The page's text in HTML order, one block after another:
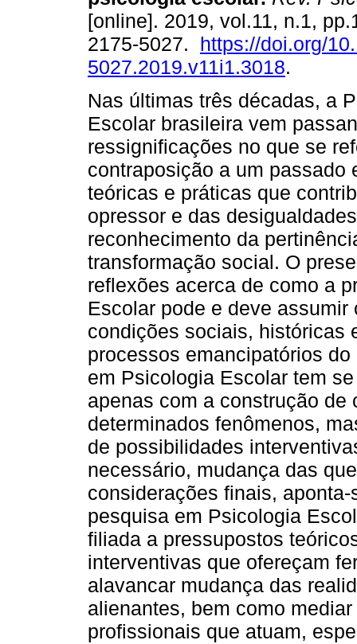
[online]. 2019, vol.11, n.1,
2175-5027. https://doi.org/
5027.2019.v11i1.3018.
Nas últimas três décadas, a
Escolar brasileira vem
ressignificações no que se
contraposição a um passado
teóricas e práticas que
opressor e das
reconhecimento da
transformação social. O
reflexões acerca de como a
Escolar pode e deve
condições sociais, históricas
processos emancipatórios
em Psicologia Escolar tem
apenas com a construção
determinados fenômenos,
de possibilidades
necessário, mudança das
considerações finais,
pesquisa em Psicologia
filiada a pressupostos
interventivas que ofereçam
alavancar mudança das
alienantes, bem como
profissionais que atuam,